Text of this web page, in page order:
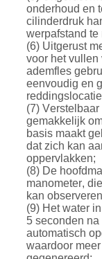
onderhoud en
cilinderdruk
werpafstand te
(6) Uitgerust
voor het vullen
ademfles
eenvoudig en
(7)
gemakkelijk
basis maakt
dat zich kan
oppervlakken;
(8) De
manometer,
kan
(9) Het water
5 seconden
automatisch
waardoor